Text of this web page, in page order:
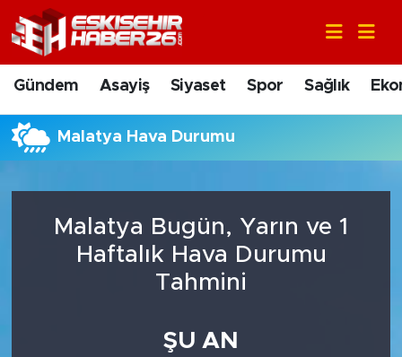
Gündem Asayiş Siyaset Spor Sağlık
Malatya Hava Durumu
Malatya Bugün, Yarın ve 1
Haftalık Hava Durumu
Tahmini
ŞU AN
Gündem
Asayiş
Siyaset
Sağlık
Nöbetçi Eczaneler
Hava Durumu
Trafik Durumu
Tüm Manşetler